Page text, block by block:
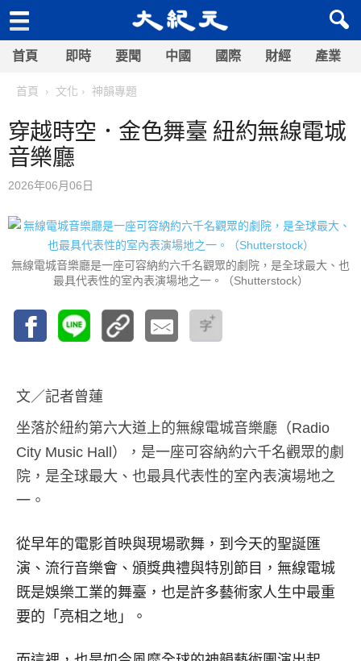
首頁 即時 要聞 中國 國際 財經 產業
首頁 文化 神韻專題
穿越時空．金色舞臺 紐約無線電城
音樂廳
2026年06月06日
無線電城音樂廳是一座可容納約六千名觀眾的劇院，是全球最大、也
最具代表性的室內表演場地之一。（Shutterstock）
文／記者曾蓮
坐落於紐約第六大道上的無線電城音樂廳（Radio
City Music Hall），是一座可容納約六千名觀眾的劇
院，是全球最大、也最具代表性的室內表演場地之
一。
從早年的電影首映與現場歌舞，到今天的聖誕匯
演、流行音樂會、頒獎典禮與特別節目，無線電城
既是娛樂工業的舞臺，也是許多藝術家人生中最重
要的「亮相之地」。